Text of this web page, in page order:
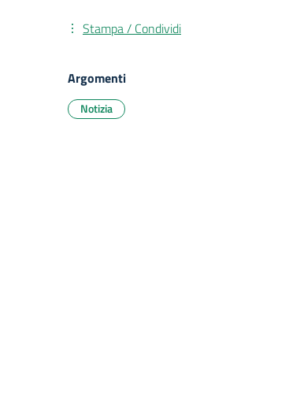
Stampa / Condividi
Argomenti
Notizia